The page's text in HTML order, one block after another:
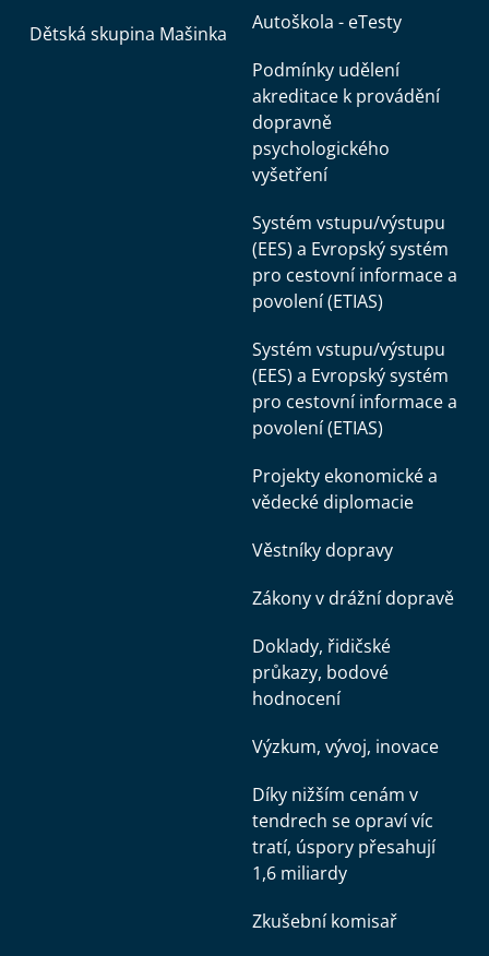
Dětská skupina Mašinka
Autoškola - eTesty
Podmínky udělení
akreditace k provádění
dopravně
psychologického
vyšetření
Systém vstupu/výstupu
(EES) a Evropský systém
pro cestovní informace a
povolení (ETIAS)
Systém vstupu/výstupu
(EES) a Evropský systém
pro cestovní informace a
povolení (ETIAS)
Projekty ekonomické a
vědecké diplomacie
Věstníky dopravy
Zákony v drážní dopravě
Doklady, řidičské
průkazy, bodové
hodnocení
Výzkum, vývoj, inovace
Díky nižším cenám v
tendrech se opraví víc
tratí, úspory přesahují
1,6 miliardy
Zkušební komisař